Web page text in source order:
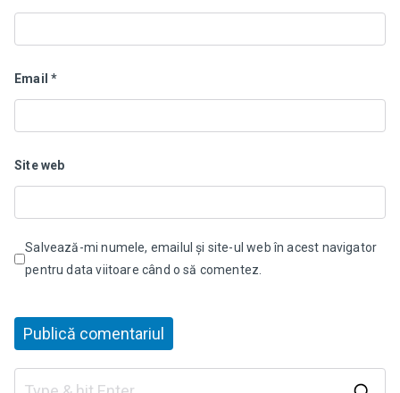
Email*
Site web
Salvează-mi numele, emailul și site-ul web în acest navigator
pentru data viitoare când o să comentez.